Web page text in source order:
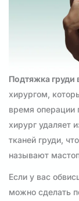
Подтяжка груди
хирургом,
время операции
хирург удаляет
тканей груди,
называют
Если у вас
можно сделать